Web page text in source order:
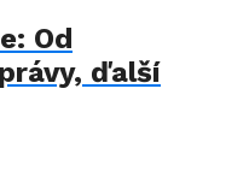
Od
ďalší